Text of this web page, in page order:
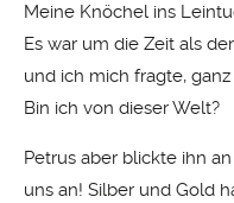
Meine Knöchel ins
Es war um die Zeit als
und ich mich fragte, ganz
Bin ich von dieser Welt?
Petrus aber blickte ihn
uns an! Silber und Gold